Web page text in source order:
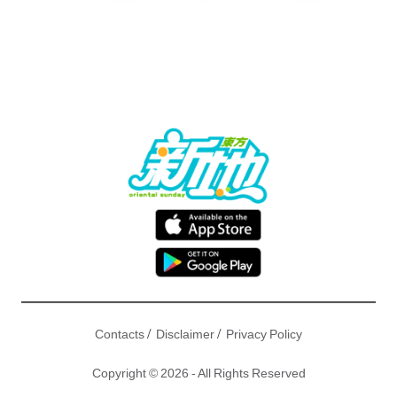
Contacts/ Disclaimer/ Privacy Policy
Copyright © 2026 - All Rights Reserved